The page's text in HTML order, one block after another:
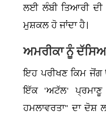
ਲਈ ਲੰਬੀ ਤਿਆਰੀ ਦੀ
ਮੁਸ਼ਕਲ ਹੋ ਜਾਂਦਾ ਹੈ।
ਅਮਰੀਕਾ ਨੂੰ
ਇਹ ਪਰੀਖਣ ਕਿਮ
ਇੱਕ 'ਅਟੱਲ' ਪ੍ਰਮਾਣੂ
ਹਮਲਾਵਰਤਾ" ਦਾ ਦੋਸ਼